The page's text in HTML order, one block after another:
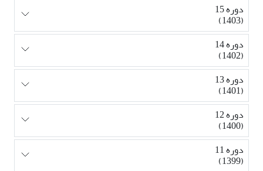
دوره 15
(1403)
دوره 14
(1402)
دوره 13
(1401)
دوره 12
(1400)
دوره 11
(1399)